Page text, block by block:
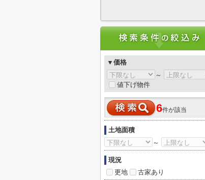
▼価格
～
値下げ物件
6件が該当
土地面積
～
現況
更地
古家あり